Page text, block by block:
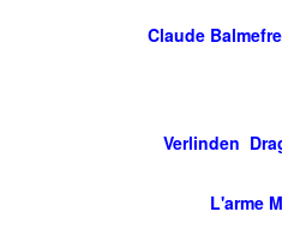
Claude
Verlinden
L'arme